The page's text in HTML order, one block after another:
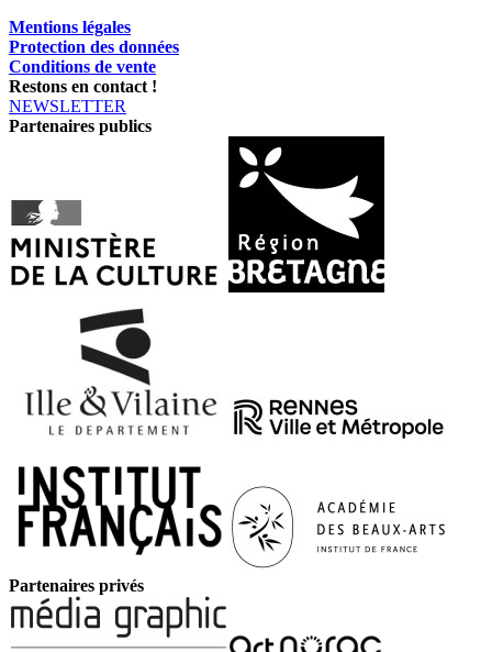
Mentions légales
Protection des données
Conditions de vente
Restons en contact !
NEWSLETTER
Partenaires publics
Partenaires privés